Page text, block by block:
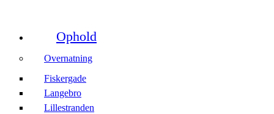
Ophold
Overnatning
Fiskergade
Langebro
Lillestranden